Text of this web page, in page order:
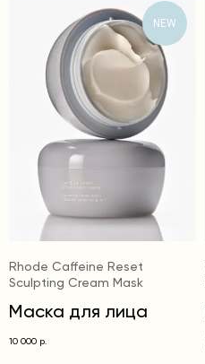
NEW
Rhode Caffeine Reset
Sculpting Cream Mask
Маска для лица
10 000 р.